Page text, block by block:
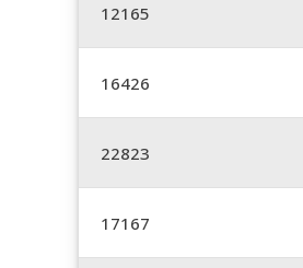
12165
16426
22823
17167